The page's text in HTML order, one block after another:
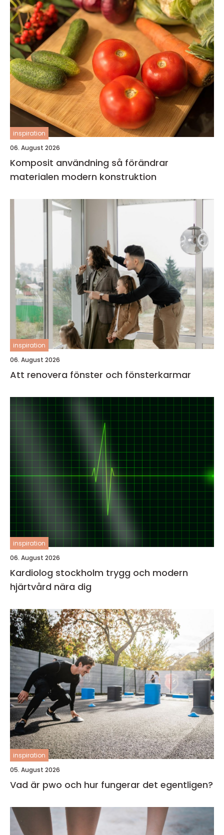
inspiration
06. August 2026
Komposit användning så förändrar
materialen modern konstruktion
inspiration
06. August 2026
Att renovera fönster och fönsterkarmar
inspiration
06. August 2026
Kardiolog stockholm trygg och modern
hjärtvård nära dig
inspiration
05. August 2026
Vad är pwo och hur fungerar det egentligen?